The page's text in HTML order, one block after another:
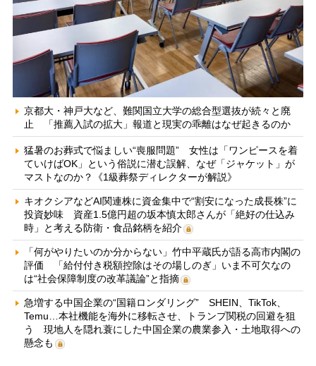
京都大・神戸大など、難関国立大学の総合型選抜が続々と廃
止 「推薦入試の拡大」報道と現実の乖離はなぜ起きるのか
猛暑のお葬式で悩ましい“喪服問題” 女性は「ワンピースを着
ていけばOK」という俗説に潜む誤解、なぜ「ジャケット」が
マストなのか？《1級葬祭ディレクターが解説》
キオクシアなどAI関連株に資金集中で“割安になった成長株”に
投資妙味 資産1.5億円超の坂本慎太郎さんが「絶好の仕込み
時」と考える防衛・食品銘柄を紹介
「何がやりたいのか分からない」竹中平蔵氏が語る高市内閣の
評価 「給付付き税額控除はその場しのぎ」いま不可欠なの
は“社会保障制度の改革議論”と指摘
急増する中国企業の“国籍ロンダリング” SHEIN、TikTok、
Temu…本社機能を海外に移転させ、トランプ関税の回避を狙
う 現地人を隠れ蓑にした中国企業の農業参入・土地取得への
懸念も